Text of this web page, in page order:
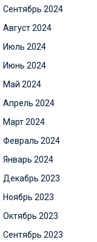
Сентябрь 2024
Август 2024
Июль 2024
Июнь 2024
Май 2024
Апрель 2024
Март 2024
Февраль 2024
Январь 2024
Декабрь 2023
Ноябрь 2023
Октябрь 2023
Сентябрь 2023